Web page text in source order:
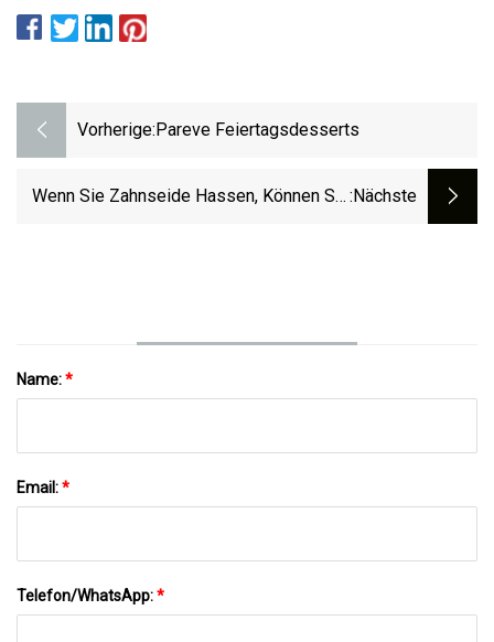
Vorherige: Pareve Feiertagsdesserts
Wenn Sie Zahnseide Hassen, Können Sie :nächste
Name:*
Email:*
Telefon/WhatsApp:*